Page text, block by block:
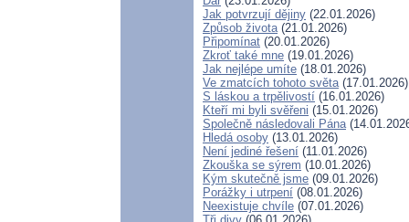
Jak potvrzují dějiny (22.01.2026)
Způsob života(21.01.2026)
Připomínat (20.01.2026)
Zkroť také mne (19.01.2026)
Jak nejlépe umíte (18.01.2026)
Ve zmatcích tohoto světa(17.01.2026)
S láskou a trpělivostí (16.01.2026)
Kteří mi byli svěřeni (15.01.2026)
Společně následovali Pána
Hledá osoby (13.01.2026)
Není jediné řešení (11.01.2026)
Zkouška se sýrem (10.01.2026)
Kým skutečně jsme (09.01.2026)
Porážky i utrpení (08.01.2026)
Neexistuje chvíle (07.01.2026)